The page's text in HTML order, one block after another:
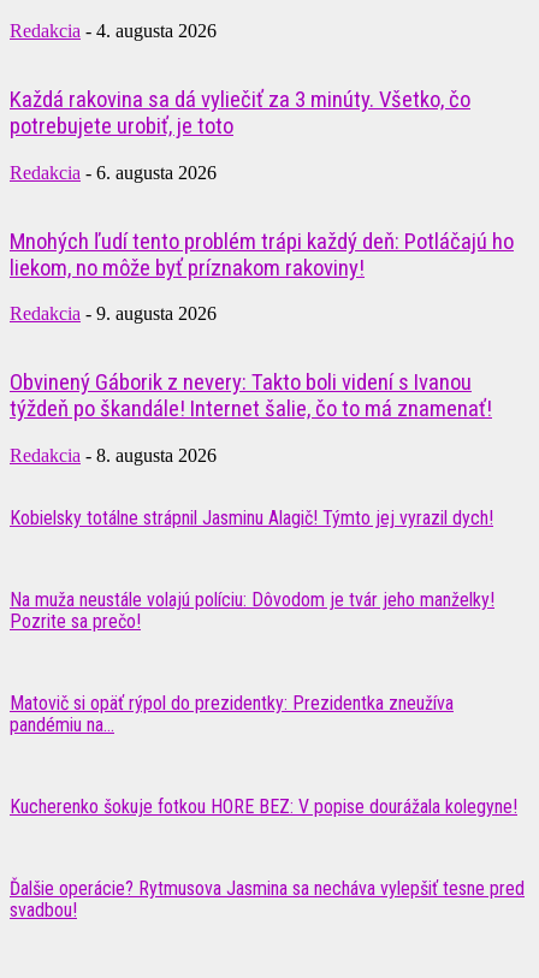
Redakcia - 4. augusta 2026
Každá rakovina sa dá vyliečiť za 3 minúty. Všetko, čo
potrebujete urobiť, je toto
Redakcia - 6. augusta 2026
Mnohých ľudí tento problém trápi každý deň: Potláčajú ho
liekom, no môže byť príznakom rakoviny!
Redakcia - 9. augusta 2026
Obvinený Gáborik z nevery: Takto boli videní s Ivanou
týždeň po škandále! Internet šalie, čo to má znamenať!
Redakcia - 8. augusta 2026
Kobielsky totálne strápnil Jasminu Alagič! Týmto jej vyrazil dych!
Na muža neustále volajú políciu: Dôvodom je tvár jeho manželky!
Pozrite sa prečo!
Matovič si opäť rýpol do prezidentky: Prezidentka zneužíva
pandémiu na…
Kucherenko šokuje fotkou HORE BEZ: V popise dourážala kolegyne!
Ďalšie operácie? Rytmusova Jasmina sa necháva vylepšiť tesne pred
svadbou!